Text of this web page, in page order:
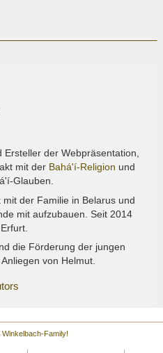
Ersteller der Webpräsentation,
mit der Bahá'í-Religion und
Glauben.
der Familie in Belarus und
mit aufzubauen. Seit 2014
die Förderung der jungen
von Helmut.
Winkelbach-Family!